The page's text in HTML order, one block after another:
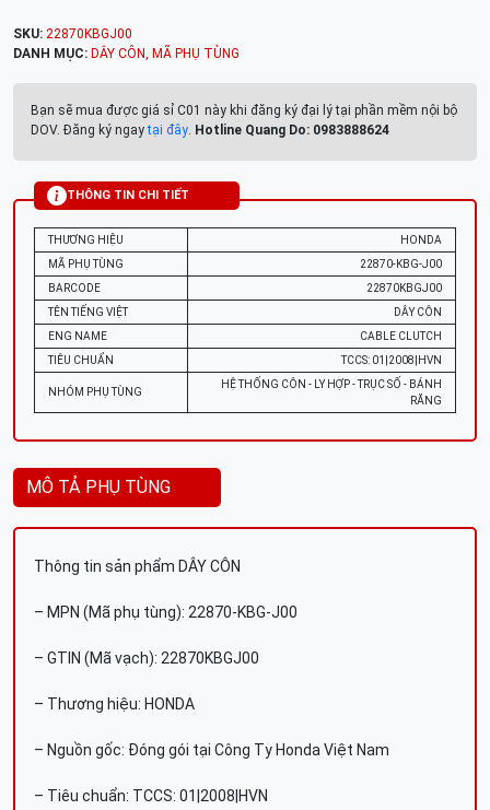
SKU: 22870KBGJ00
DANH MỤC: DÂY CÔN, MÃ PHỤ TÙNG
Bạn sẽ mua được giá sỉ C01 này khi đăng ký đại lý tại phần mềm nội bộ
DOV. Đăng ký ngaytại đây. Hotline Quang Do: 0983888624
THÔNG TIN CHI TIẾT
THƯƠNG HIỆU
HONDA
MÃ PHỤ TÙNG
22870-KBG-J00
BARCODE
22870KBGJ00
TÊN TIẾNG VIỆT
DÂY CÔN
ENG NAME
CABLE CLUTCH
TIÊU CHUẨN
TCCS: 01|2008|HVN
NHÓM PHỤ TÙNG
HỆ THỐNG CÔN - LY HỢP - TRỤC SỐ - BÁNH
RĂNG
MÔ TẢ PHỤ TÙNG
Thông tin sản phẩm DÂY CÔN
– MPN (Mã phụ tùng): 22870-KBG-J00
– GTIN (Mã vạch): 22870KBGJ00
– Thương hiệu: HONDA
– Nguồn gốc: Đóng gói tại Công Ty Honda Việt Nam
– Tiêu chuẩn: TCCS: 01|2008|HVN